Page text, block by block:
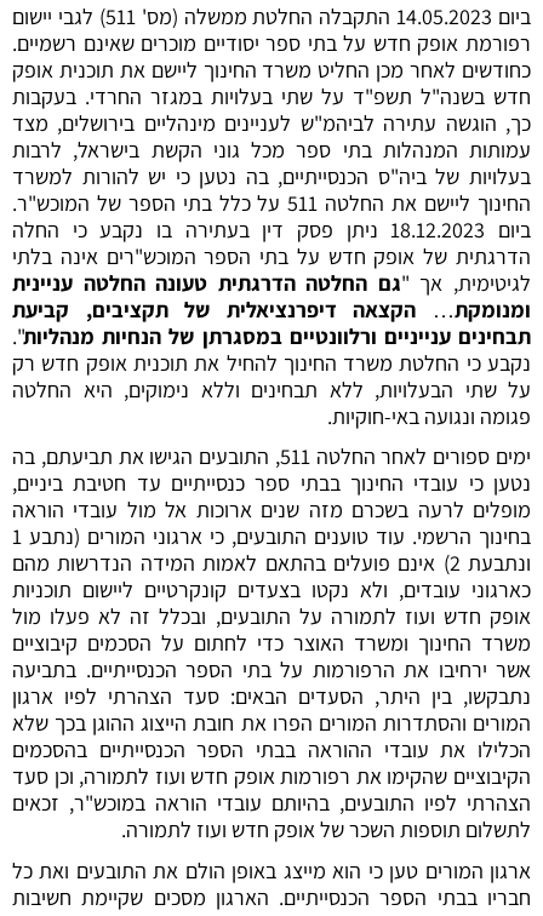
ביום 14.05.2023 התקבלה החלטת ממשלה (מס' 511) לגבי יישום
רפורמת אופק חדש על בתי ספר יסודיים מוכרים שאינם רשמיים.
כחודשים לאחר מכן החליט משרד החינוך ליישם את תוכנית אופק
חדש בשנה"ל תשפ"ד על שתי בעלויות במגזר החרדי. בעקבות
כך, הוגשה עתירה לביהמ"ש לעניינים מינהליים בירושלים, מצד
עמותות המנהלות בתי ספר מכל גוני הקשת בישראל, לרבות
בעלויות של ביה"ס הכנסייתיים, בה נטען כי יש להורות למשרד
החינוך ליישם את החלטה 511 על כלל בתי הספר של המוכש"ר.
ביום 18.12.2023 ניתן פסק דין בעתירה בו נקבע כי החלה
הדרגתית של אופק חדש על בתי הספר המוכש"רים אינה בלתי
לגיטימית, אך "גם החלטה הדרגתית טעונה החלטה עניינית
ומנומקת… הקצאה דיפרנציאלית של תקציבים, קביעת
תבחינים ענייניים ורלוונטיים במסגרתן של הנחיות מנהליות".
נקבע כי החלטת משרד החינוך להחיל את תוכנית אופק חדש רק
על שתי הבעלויות, ללא תבחינים וללא נימוקים, היא החלטה
פגומה ונגועה באי-חוקיות.
ימים ספורים לאחר החלטה 511, התובעים הגישו את תביעתם, בה
נטען כי עובדי החינוך בבתי ספר כנסייתיים עד חטיבת ביניים,
מופלים לרעה בשכרם מזה שנים ארוכות אל מול עובדי הוראה
בחינוך הרשמי. עוד טוענים התובעים, כי ארגוני המורים (נתבע 1
ונתבעת 2) אינם פועלים בהתאם לאמות המידה הנדרשות מהם
כארגוני עובדים, ולא נקטו בצעדים קונקרטיים ליישום תוכניות
אופק חדש ועוז לתמורה על התובעים, ובכלל זה לא פעלו מול
משרד החינוך ומשרד האוצר כדי לחתום על הסכמים קיבוציים
אשר ירחיבו את הרפורמות על בתי הספר הכנסייתיים. בתביעה
נתבקשו, בין היתר, הסעדים הבאים: סעד הצהרתי לפיו ארגון
המורים והסתדרות המורים הפרו את חובת הייצוג ההוגן בכך שלא
הכלילו את עובדי ההוראה בבתי הספר הכנסייתיים בהסכמים
הקיבוציים שהקימו את רפורמות אופק חדש ועוז לתמורה, וכן סעד
הצהרתי לפיו התובעים, בהיותם עובדי הוראה במוכש"ר, זכאים
לתשלום תוספות השכר של אופק חדש ועוז לתמורה.
ארגון המורים טען כי הוא מייצג באופן הולם את התובעים ואת כל
חבריו בבתי הספר הכנסייתיים. הארגון מסכים שקיימת חשיבות